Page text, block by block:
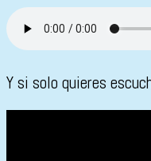
Y si solo quieres